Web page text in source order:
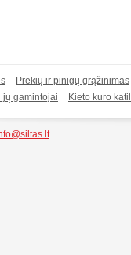
Prekių ir pinigų grąžinimas
jų gamintojai Kieto kuro